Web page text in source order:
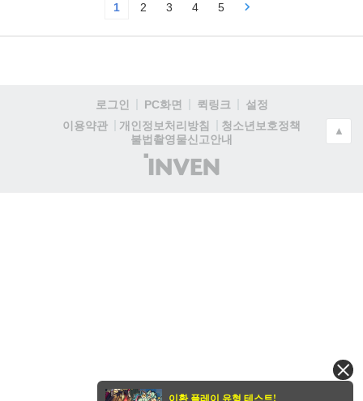
1 2 3 4 5
로그인 PC화면 퀵링크
설정
이용약관
개인정보처리방침
청소년보호정책
불법촬영물신고안내
(주)
인
▲
이환 플레이 유형 테스트!